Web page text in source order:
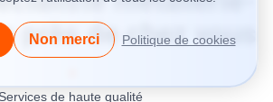
près de chez vous
Services de haute qualité
Non merci Politique de cookies